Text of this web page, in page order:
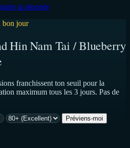
ta plongée
bon jour
Hin Nam Tai / Blueberry
franchissent ton seuil pour la
maximum tous les 3 jours. Pas de
Préviens-moi